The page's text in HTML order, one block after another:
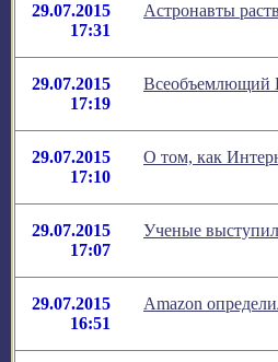
29.07.2015
17:31
Астронавты
29.07.2015
17:19
Всеобъемлющий
29.07.2015
17:10
О том, как
29.07.2015
17:07
Ученые
29.07.2015
16:51
Amazon